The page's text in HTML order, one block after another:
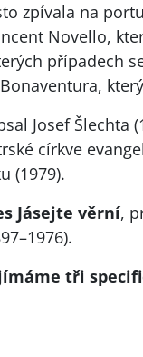
zpívala na
Novello,
případech
Josef Šlechta
církve
(1979).
Jásejte věrní,
tři